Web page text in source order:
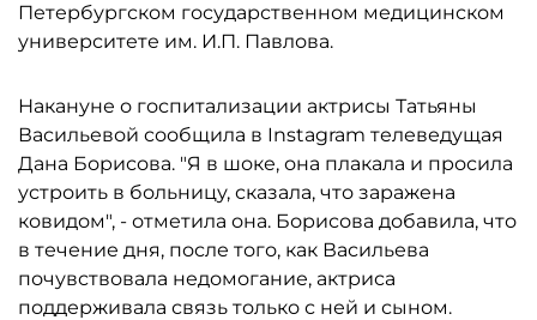
Петербургском государственном медицинском
университете им. И.П. Павлова.
Накануне о госпитализации актрисы Татьяны
Васильевой сообщила в Instagram телеведущая
Дана Борисова. "Я в шоке, она плакала и просила
устроить в больницу, сказала, что заражена
ковидом", - отметила она. Борисова добавила, что
в течение дня, после того, как Васильева
почувствовала недомогание, актриса
поддерживала связь только с ней и сыном.